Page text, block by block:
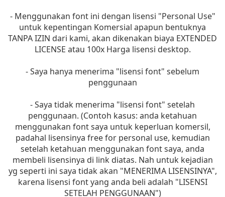
- Menggunakan font ini dengan lisensi "Personal Use"
untuk kepentingan Komersial apapun bentuknya
TANPA IZIN dari kami, akan dikenakan biaya EXTENDED
LICENSE atau 100x Harga lisensi desktop.
- Saya hanya menerima "lisensi font" sebelum
penggunaan
- Saya tidak menerima "lisensi font" setelah
penggunaan. (Contoh kasus: anda ketahuan
menggunakan font saya untuk keperluan komersil,
padahal lisensinya free for personal use, kemudian
setelah ketahuan menggunakan font saya, anda
membeli lisensinya di link diatas. Nah untuk kejadian
yg seperti ini saya tidak akan "MENERIMA LISENSINYA",
karena lisensi font yang anda beli adalah "LISENSI
SETELAH PENGGUNAAN")